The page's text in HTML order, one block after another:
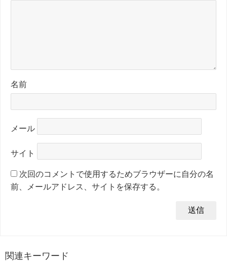
名前
メール
サイト
次回のコメントで使用するためブラウザーに自分の名
前、メールアドレス、サイトを保存する。
関連キーワード